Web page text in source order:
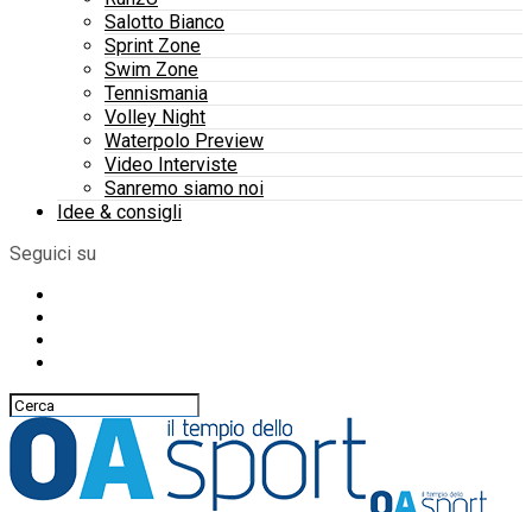
Salotto Bianco
Sprint Zone
Swim Zone
Tennismania
Volley Night
Waterpolo Preview
Video Interviste
Sanremo siamo noi
Idee & consigli
Seguici su